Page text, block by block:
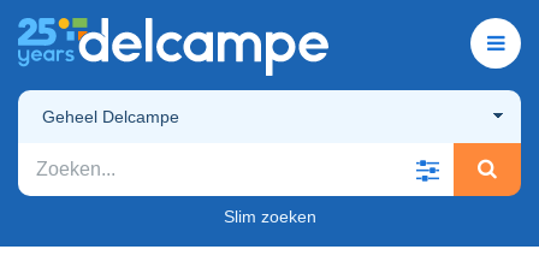
Geheel Delcampe
Slim zoeken